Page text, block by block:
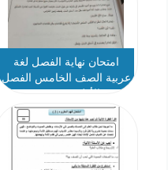
امتحان نهاية الفصل لغة
عربية الصف الخامس الفصل